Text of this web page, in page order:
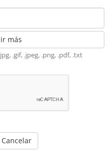
más
.gif, .jpeg, .png, .pdf, .txt
Cancelar